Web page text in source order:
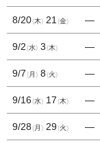
8/20 木 21 金 ―
9/2 水 3 木 ―
9/7 月 8 火 ―
9/16 水 17 木 ―
9/28 月 29 火 ―